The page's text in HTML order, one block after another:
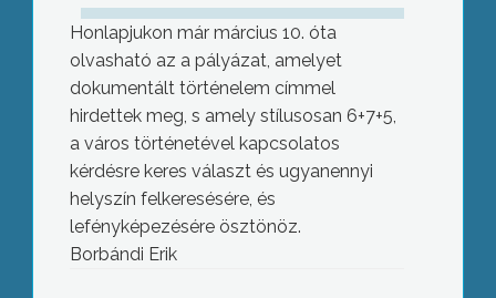
Honlapjukon már március 10. óta
olvasható az a pályázat, amelyet
dokumentált történelem címmel
hirdettek meg, s amely stílusosan 6+7+5,
a város történetével kapcsolatos
kérdésre keres választ és ugyanennyi
helyszín felkeresésére, és
lefényképezésére ösztönöz.
Borbándi Erik